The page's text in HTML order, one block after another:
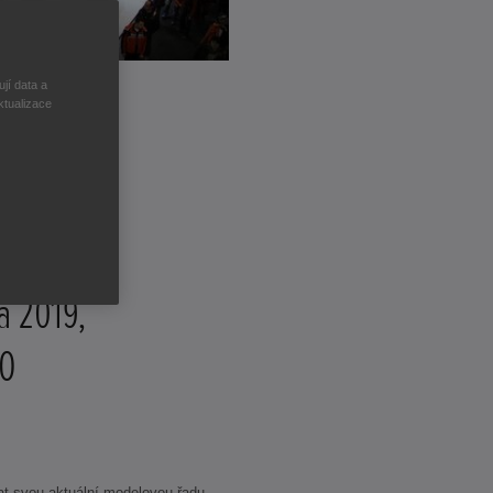
2019,
data a